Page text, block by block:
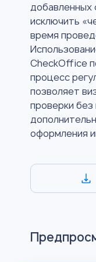
добавленных
исключить
время
CheckOffice
процесс
позволяет
проверки без
оформления